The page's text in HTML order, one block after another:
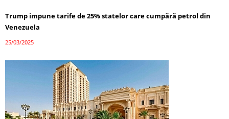
Trump impune tarife de 25% statelor care cumpără petrol din
Venezuela
25/03/2025